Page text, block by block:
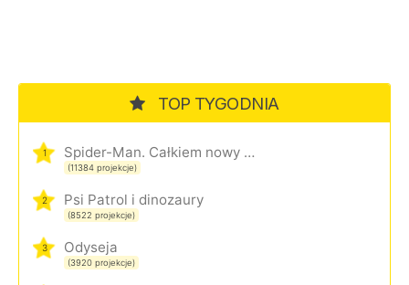
TOP TYGODNIA
1 Spider-Man. Całkiem nowy dzień
(11384 projekcje)
2 Psi Patrol i dinozaury
(8522 projekcje)
3 Odyseja
(3920 projekcje)